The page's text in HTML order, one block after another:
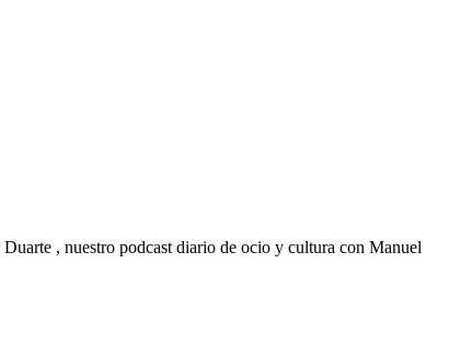
, nuestro podcast diario de ocio y cultura con Manuel